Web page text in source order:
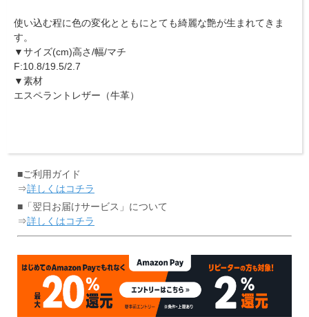
使い込む程に色の変化とともにとても綺麗な艶が生まれてきま
す。
▼サイズ(cm)高さ/幅/マチ
F:10.8/19.5/2.7
▼素材
エスペラントレザー（牛革）
■ご利用ガイド
⇒詳しくはコチラ
■「翌日お届けサービス」について
⇒詳しくはコチラ